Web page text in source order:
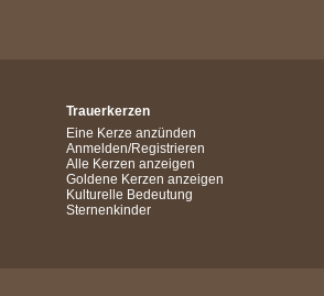
Trauerkerzen
Eine Kerze anzünden
Anmelden/Registrieren
Alle Kerzen anzeigen
Goldene Kerzen anzeigen
Kulturelle Bedeutung
Sternenkinder